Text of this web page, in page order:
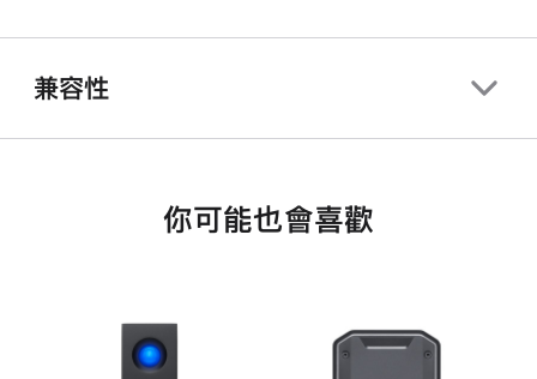
兼容性
你可能也會喜歡